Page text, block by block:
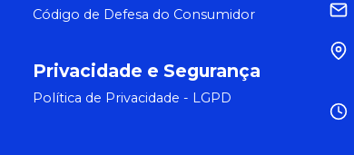
Código de Defesa do Consumidor
Privacidade e Segurança
Política de Privacidade - LGPD